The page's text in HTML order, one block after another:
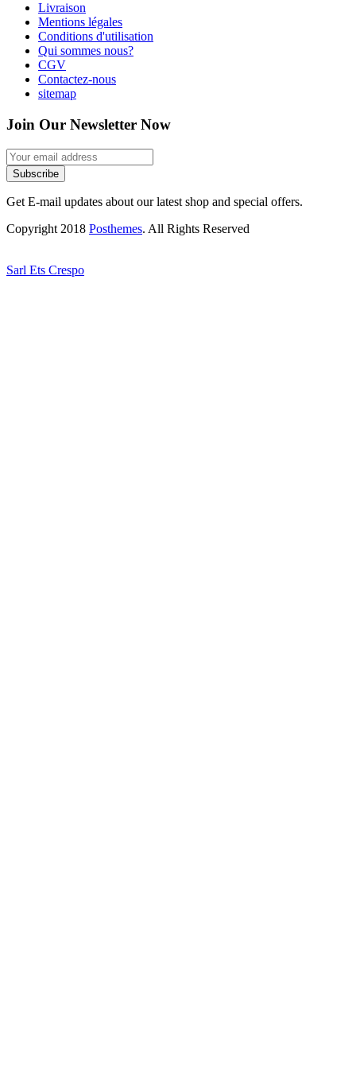
Livraison
Mentions légales
Conditions d'utilisation
Qui sommes nous?
CGV
Contactez-nous
sitemap
Join Our Newsletter Now
Subscribe
Get E-mail updates about our latest shop and special offers.
Copyright 2018 Posthemes. All Rights Reserved
Sarl Ets Crespo